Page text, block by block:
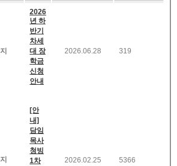
2026
년 하
반기
차세
대 장
학금
신청
안내
2026.06.28 319
[안
내]
담임
목사
청빙
1차
2026.02.25 5366